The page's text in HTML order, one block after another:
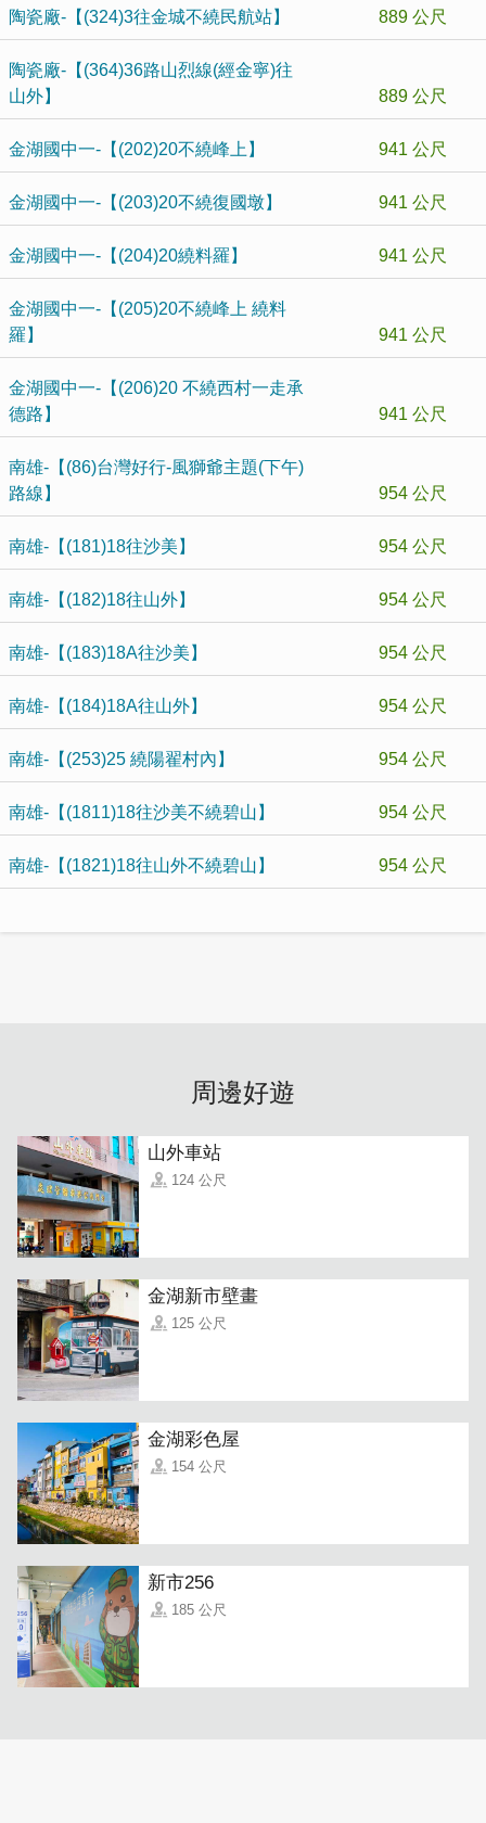
陶瓷廠-【(324)3往金城不繞民航站】 889 公尺
陶瓷廠-【(364)36路山烈線(經金寧)往
山外】
889 公尺
金湖國中一-【(202)20不繞峰上】 941 公尺
金湖國中一-【(203)20不繞復國墩】 941 公尺
金湖國中一-【(204)20繞料羅】 941 公尺
金湖國中一-【(205)20不繞峰上 繞料
羅】
941 公尺
金湖國中一-【(206)20 不繞西村一走承
德路】
941 公尺
南雄-【(86)台灣好行-風獅爺主題(下午)
路線】
954 公尺
南雄-【(181)18往沙美】 954 公尺
南雄-【(182)18往山外】 954 公尺
南雄-【(183)18A往沙美】 954 公尺
南雄-【(184)18A往山外】 954 公尺
南雄-【(253)25 繞陽翟村內】 954 公尺
南雄-【(1811)18往沙美不繞碧山】 954 公尺
南雄-【(1821)18往山外不繞碧山】 954 公尺
周邊好遊
山外車站
124 公尺
金湖新市壁畫
125 公尺
金湖彩色屋
154 公尺
新市256
185 公尺